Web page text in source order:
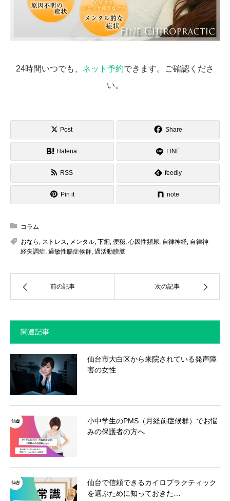
24時間いつでも、 ネット予約できます。ご確認くださ
い。
Post Share
Hatena LINE
RSS feedly
Pin it note
コラム
おなら ストレス メンタル 下痢 便秘 心因性頻尿 自律神経 自律神
経失調症 過敏性腸症候群 過活動膀胱
前の記事 次の記事
関連記事
仙台市大白区から来院されている発声障
害の女性
小中学生のPMS（月経前症候群）でお悩
みの保護者の方へ
仙台で信頼できるカイロプラクティック
を選ぶために知っておきた…